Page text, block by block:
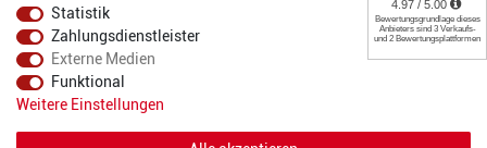
Statistik
Zahlungsdienstleister
Externe Medien
Funktional
Weitere Einstellungen